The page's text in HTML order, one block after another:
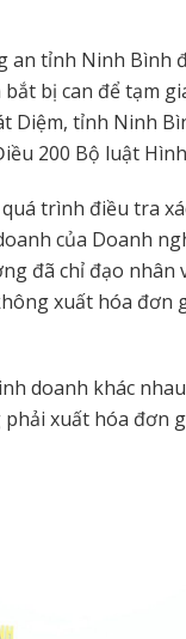
an tỉnh Ninh Bình
bị can để tạm
Diệm, tỉnh Ninh
200 Bộ luật
trình điều tra
của Doanh
đã chỉ đạo nhân
xuất hóa
doanh khác
xuất hóa đơn